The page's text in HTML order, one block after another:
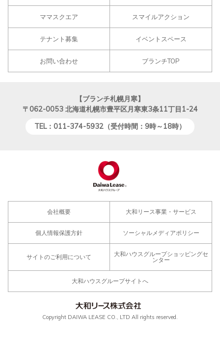
ママスクエア スマイルアクション
テナント募集 イベントスペース
お問い合わせ ブランチTOP
【ブランチ札幌月寒】
〒062-0053 北海道札幌市豊平区月寒東3条11丁目1-24
TEL：011-374-5932（受付時間：9時～18時）
会社概要 大和リース事業・サービス
個人情報保護方針 ソーシャルメディアポリシー
サイトのご利用について
大和ハウスグループショッピングセ
ンター
大和ハウスグループサイトへ
Copyright DAIWA LEASE CO., LTD All rights reserved.